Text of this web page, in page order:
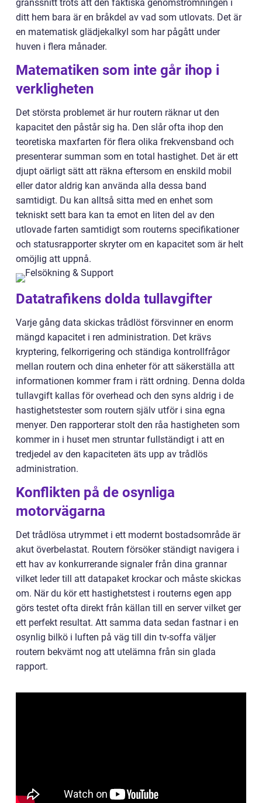
gränssnitt trots att den faktiska genomströmningen i
ditt hem bara är en bråkdel av vad som utlovats. Det är
en matematisk glädjekalkyl som har pågått under
huven i flera månader.
Matematiken som inte går ihop i
verkligheten
Det största problemet är hur routern räknar ut den
kapacitet den påstår sig ha. Den slår ofta ihop den
teoretiska maxfarten för flera olika frekvensband och
presenterar summan som en total hastighet. Det är ett
djupt oärligt sätt att räkna eftersom en enskild mobil
eller dator aldrig kan använda alla dessa band
samtidigt. Du kan alltså sitta med en enhet som
tekniskt sett bara kan ta emot en liten del av den
utlovade farten samtidigt som routerns specifikationer
och statusrapporter skryter om en kapacitet som är helt
omöjlig att uppnå.
Datatrafikens dolda tullavgifter
Varje gång data skickas trådlöst försvinner en enorm
mängd kapacitet i ren administration. Det krävs
kryptering, felkorrigering och ständiga kontrollfrågor
mellan routern och dina enheter för att säkerställa att
informationen kommer fram i rätt ordning. Denna dolda
tullavgift kallas för overhead och den syns aldrig i de
hastighetstester som routern själv utför i sina egna
menyer. Den rapporterar stolt den råa hastigheten som
kommer in i huset men struntar fullständigt i att en
tredjedel av den kapaciteten äts upp av trådlös
administration.
Konflikten på de osynliga
motorvägarna
Det trådlösa utrymmet i ett modernt bostadsområde är
akut överbelastat. Routern försöker ständigt navigera i
ett hav av konkurrerande signaler från dina grannar
vilket leder till att datapaket krockar och måste skickas
om. När du kör ett hastighetstest i routerns egen app
görs testet ofta direkt från källan till en server vilket ger
ett perfekt resultat. Att samma data sedan fastnar i en
osynlig bilkö i luften på väg till din tv-soffa väljer
routern bekvämt nog att utelämna från sin glada
rapport.